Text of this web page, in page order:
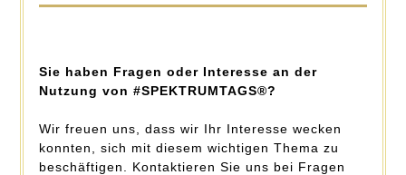
Sie haben Fragen oder Interesse an der
Nutzung von #SPEKTRUMTAGS®?
Wir freuen uns, dass wir Ihr Interesse wecken
konnten, sich mit diesem wichtigen Thema zu
beschäftigen. Kontaktieren Sie uns bei Fragen